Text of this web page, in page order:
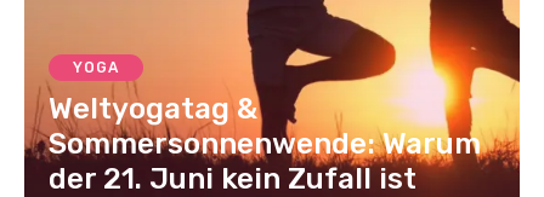
YOGA
Weltyogatag &
Sommersonnenwende: Warum
der 21. Juni kein Zufall ist